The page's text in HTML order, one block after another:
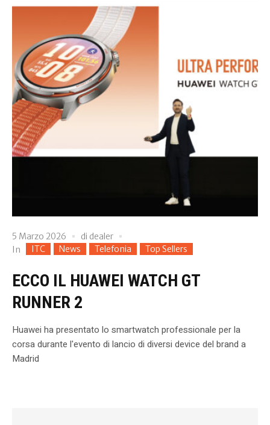
5 Marzo 2026 di dealer
In
ITC News Telefonia Top Sellers
ECCO IL HUAWEI WATCH GT
RUNNER 2
Huawei ha presentato lo smartwatch professionale per la
corsa durante l'evento di lancio di diversi device del brand a
Madrid